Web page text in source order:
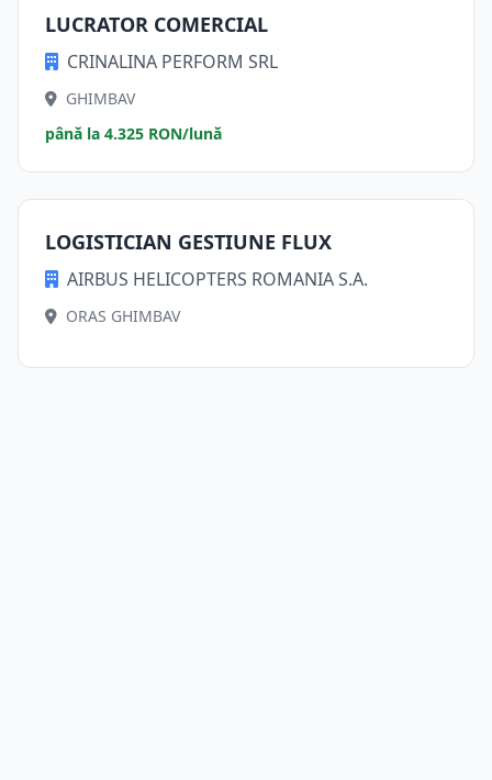
LUCRATOR COMERCIAL
CRINALINA PERFORM SRL
GHIMBAV
până la 4.325 RON/lună
LOGISTICIAN GESTIUNE FLUX
AIRBUS HELICOPTERS ROMANIA S.A.
ORAS GHIMBAV